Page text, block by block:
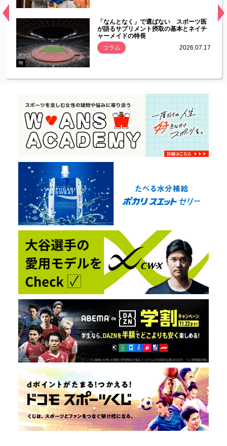
常
PR
「なんとなく」で選ばない スポーツ医
が語るサプリメント摂取の基本とネイチ
ャーメイドの特長
コラム
2026.07.17